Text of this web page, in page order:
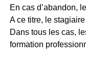
En cas d’abandon,
A ce titre, le
Dans tous les cas,
formation